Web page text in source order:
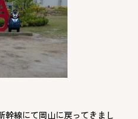
幹線にて岡山に戻ってきまし